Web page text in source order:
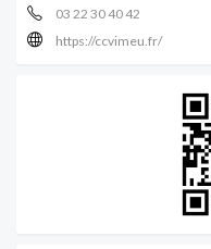
03 22 30 40 42
https://ccvimeu.fr/